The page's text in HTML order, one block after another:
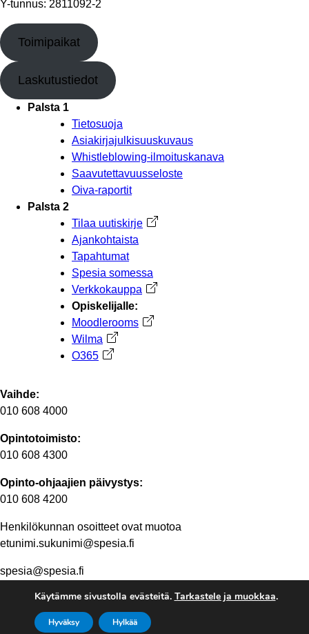
Y-tunnus: 2811092-2
Toimipaikat
Laskutustiedot
Palsta 1
Tietosuoja
Asiakirjajulkisuuskuvaus
Whistleblowing-ilmoituskanava
Saavutettavuusseloste
Oiva-raportit
Palsta 2
Tilaa uutiskirje Avautuu uuteen välilehteen
Ajankohtaista
Tapahtumat
Spesia somessa
Verkkokauppa Avautuu uuteen välilehteen
Opiskelijalle:
Moodlerooms Avautuu uuteen välilehteen
Wilma Avautuu uuteen välilehteen
O365 Avautuu uuteen välilehteen
Vaihde:
010 608 4000
Opintotoimisto:
010 608 4300
Opinto-ohjaajien päivystys:
010 608 4200
Henkilökunnan osoitteet ovat muotoa
etunimi.sukunimi@spesia.fi
spesia@spesia.fi
Henkilöstön yhteystiedot
Käytämme sivustolla evästeitä. Tarkastele ja muokkaa.
Hyväksy Hylkää